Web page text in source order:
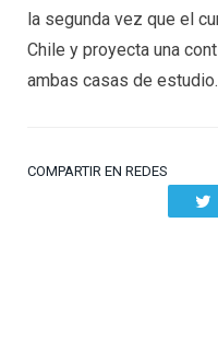
la segunda vez que el
Chile y proyecta una
ambas casas de estudio.
COMPARTIR EN REDES